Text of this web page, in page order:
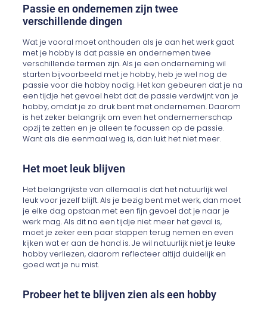
Passie en ondernemen zijn twee
verschillende dingen
Wat je vooral moet onthouden als je aan het werk gaat
met je hobby is dat passie en ondernemen twee
verschillende termen zijn. Als je een onderneming wil
starten bijvoorbeeld met je hobby, heb je wel nog de
passie voor die hobby nodig. Het kan gebeuren dat je na
een tijdje het gevoel hebt dat de passie verdwijnt van je
hobby, omdat je zo druk bent met ondernemen. Daarom
is het zeker belangrijk om even het ondernemerschap
opzij te zetten en je alleen te focussen op de passie.
Want als die eenmaal weg is, dan lukt het niet meer.
Het moet leuk blijven
Het belangrijkste van allemaal is dat het natuurlijk wel
leuk voor jezelf blijft. Als je bezig bent met werk, dan moet
je elke dag opstaan met een fijn gevoel dat je naar je
werk mag. Als dit na een tijdje niet meer het geval is,
moet je zeker een paar stappen terug nemen en even
kijken wat er aan de hand is. Je wil natuurlijk niet je leuke
hobby verliezen, daarom reflecteer altijd duidelijk en
goed wat je nu mist.
Probeer het te blijven zien als een hobby